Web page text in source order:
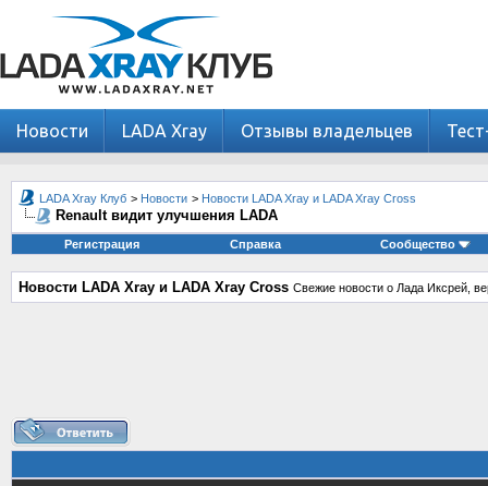
Новости LADA Xray Отзывы владельцев
LADA Xray Клуб > Новости > Новости LADA Xray и LADA Xray Cross
Renault видит улучшения LADA
Регистрация Справка Сообщество
Новости LADA Xray и LADA Xray Cross Свежие новости о Лада Иксрей,